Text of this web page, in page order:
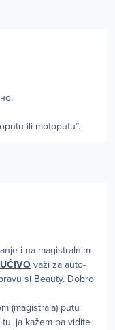
ili motoputu”.
i na magistralnim
važi za auto-
si Beauty. Dobro
(magistrala) putu
ja kažem pa vidite